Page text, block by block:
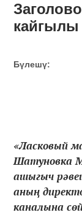
кайгылы
Бүлешү:
«Ласковый
Шатуновка
ашыгыч
аның
каналына